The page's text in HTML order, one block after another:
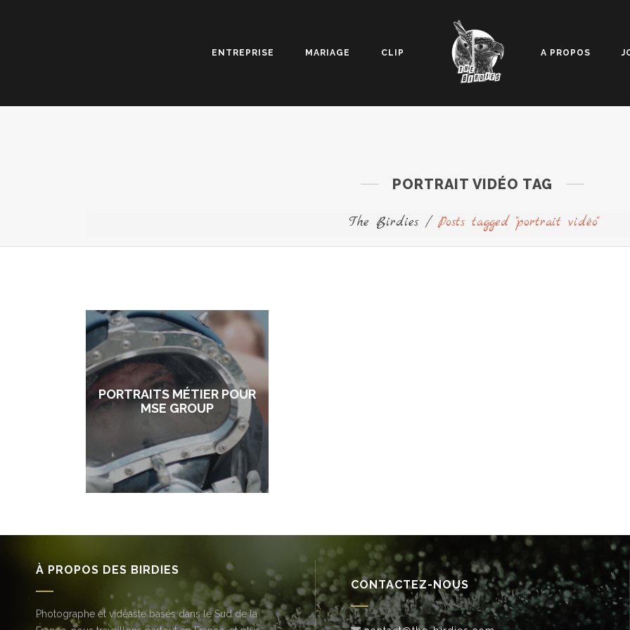
ENTREPRISE MARIAGE CLIP A PROPOS
PORTRAIT VIDÉO TAG
The Birdies/Posts tagged "portrait vidéo"
PORTRAITS MÉTIER POUR
MSE GROUP
À PROPOS DES BIRDIES
Photographe et vidéaste basés dans le Sud de la
CONTACTEZ-NOUS